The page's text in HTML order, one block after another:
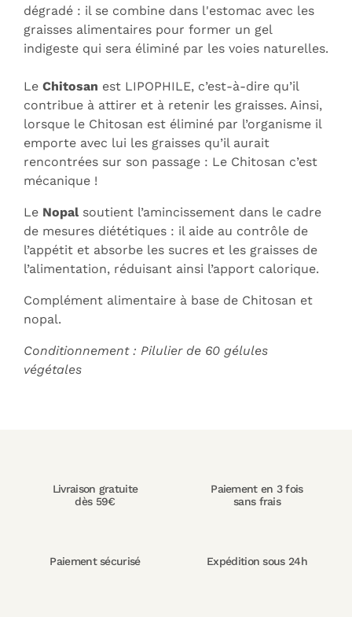
dégradé : il se combine dans l'estomac avec les
graisses alimentaires pour former un gel
indigeste qui sera éliminé par les voies naturelles.
Le Chitosan est LIPOPHILE, c’est-à-dire qu’il
contribue à attirer et à retenir les graisses. Ainsi,
lorsque le Chitosan est éliminé par l’organisme il
emporte avec lui les graisses qu’il aurait
rencontrées sur son passage : Le Chitosan c’est
mécanique !
Le Nopalsoutient l’amincissement dans le cadre
de mesures diététiques : il aide au contrôle de
l’appétit et absorbe les sucres et les graisses de
l’alimentation, réduisant ainsi l’apport calorique.
Complément alimentaire à base de Chitosan et
nopal.
Conditionnement : Pilulier de 60 gélules
végétales
Livraison gratuite
dès 59€
Paiement en 3 fois
sans frais
Paiement sécurisé Expédition sous 24h